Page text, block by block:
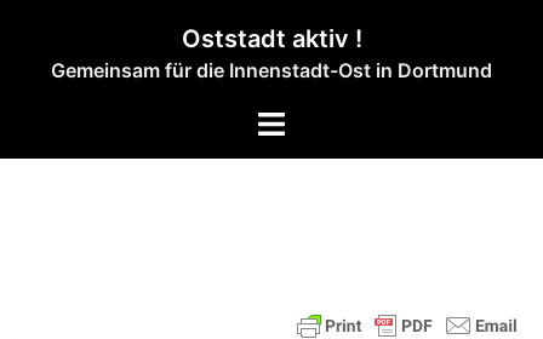
springen
Oststadt aktiv !
Gemeinsam für die Innenstadt-Ost in Dortmund
Menü